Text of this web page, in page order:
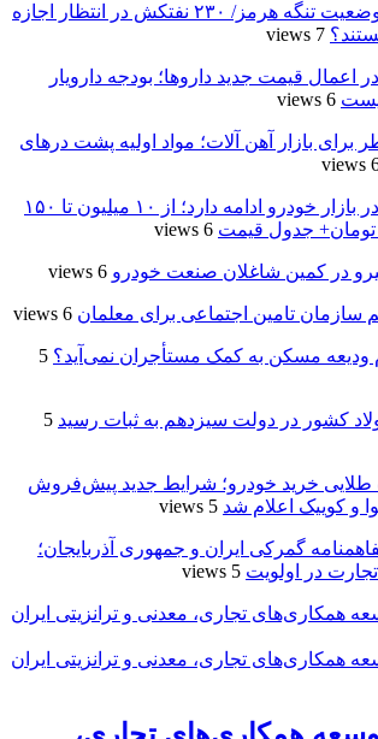
آخرین وضعیت تنگه هرمز/ ۲۳۰ نفتکش در انتظار اجازه
7 views
در اعمال قیمت‌ جدید داروها؛ بودجه دارویار
6 views
برای بازار آهن آلات؛ مواد اولیه پشت درهای
6
ریزش در بازار خودرو ادامه دارد؛ از ۱۰ میلیون تا ۱۵۰
تومان+ جدول قیمت 6 views
در کمین شاغلان صنعت خودرو 6 views
سازمان تامین اجتماعی برای معلمان 6 views
ودیعه مسکن به کمک مستأجران نمی‌آید؟ 5
کشور در دولت سیزدهم به ثبات رسید 5
خرید خودرو؛ شرایط جدید پیش‌فروش
و کوییک اعلام شد 5 views
تفاهمنامه گمرکی ایران و جمهوری آذربایجان؛
در اولویت 5 views